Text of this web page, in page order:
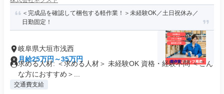
＜完成品を確認して梱包する軽作業！＞未経験OK／土日祝休み／
日勤固定！
岐阜県大垣市浅西
月給25万円～35万円
求める人材: ＜求める人材＞ 未経験OK 資格・経験不問 ＜こん
な方におすすめ＞...
交通費支給